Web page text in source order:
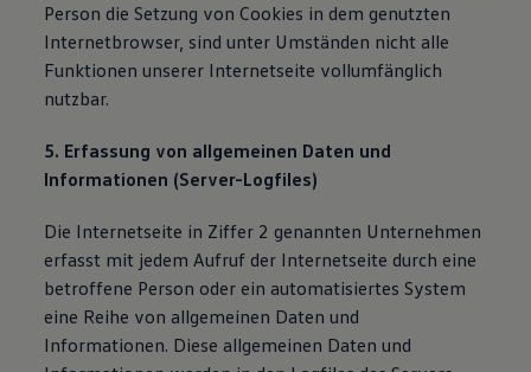
Person die Setzung von Cookies in dem genutzten
Internetbrowser, sind unter Umständen nicht alle
Funktionen unserer Internetseite vollumfänglich
nutzbar.
5. Erfassung von allgemeinen Daten und
Informationen (Server-Logfiles)
Die Internetseite in Ziffer 2 genannten Unternehmen
erfasst mit jedem Aufruf der Internetseite durch eine
betroffene Person oder ein automatisiertes System
eine Reihe von allgemeinen Daten und
Informationen. Diese allgemeinen Daten und